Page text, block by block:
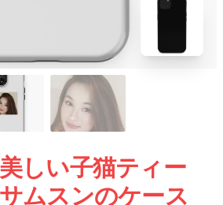
しい子猫ティー
ムスンのケース